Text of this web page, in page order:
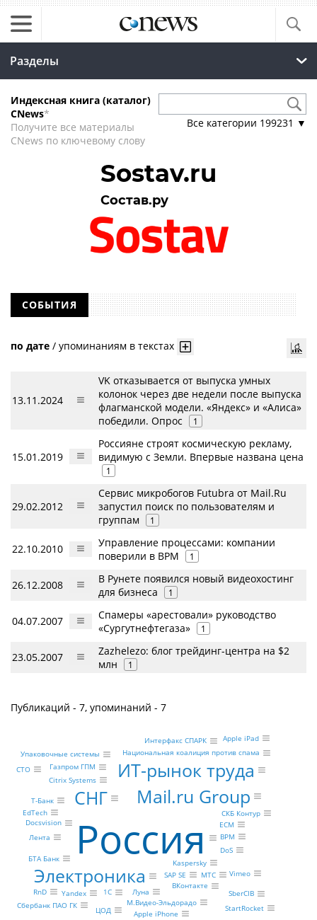
Разделы
Индексная книга (каталог)
CNews*
Получите все материалы
CNews по ключевому слову
Все категории 199231 ▼
Sostav.ru
Состав.ру
СОБЫТИЯ
по дате / упоминаниям в текстах
13.11.2024
VK отказывается от выпуска умных
колонок через две недели после выпуска
флагманской модели. «Яндекс» и «Алиса»
победили. Опрос
1
15.01.2019
Россияне строят космическую рекламу,
видимую с Земли. Впервые названа цена
1
29.02.2012
Сервис микробогов Futubra от Mail.Ru
запустил поиск по пользователям и
группам
1
22.10.2010
Управление процессами: компании
поверили в BPM
1
26.12.2008
В Рунете появился новый видеохостинг
для бизнеса
1
04.07.2007
Спамеры «арестовали» руководство
«Сургутнефтегаза»
1
23.05.2007
Zazhelezo: блог трейдинг-центра на $2
млн
1
Публикаций - 7, упоминаний - 7
Россия
Mail.ru Group
Электроника
СНГ
ИТ-рынок труда
Kaspersky
SAP SE
Yandex
МТС
1С
Citrix Systems
ВКонтакте
Docsvision
Газпром ГПМ
Сбербанк ПАО ГК М.Видео-Эльдорадо
Т-Банк
Лента
StartRocket
БТА Банк
SberCIB
Vimeo
Упаковочные системы Национальная коалиция против спама
ЦОД
DoS
BPM
ECM
EdTech
Apple iPhone
Apple iPad
СКБ Контур
Интерфакс СПАРК
Луна
CTO
RnD